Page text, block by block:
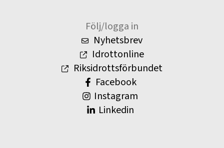
Följ/logga in
Nyhetsbrev
Idrottonline
Riksidrottsförbundet
Facebook
Instagram
Linkedin